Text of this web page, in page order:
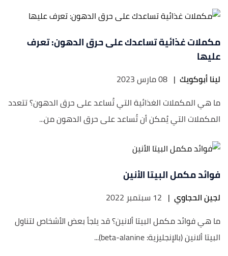
مكملات غذائية تساعدك على حرق الدهون: تعرف
عليها
لينا أبوكويك | 08 مارس 2023
ما هي المكملات الغذائية التي تُساعد على حرق الدهون؟ تتعدد
المكملات التي يُمكن أن تُساعد على حرق الدهون من...
فوائد مكمل البيتا الأنين
لجين الحجاوي | 12 سبتمبر 2022
ما هي فوائد مكمل البيتا ألانين؟ قد يلجأ بعض الأشخاص لتناول
البيتا ألانين (بالإنجليزية: beta-alanine)...